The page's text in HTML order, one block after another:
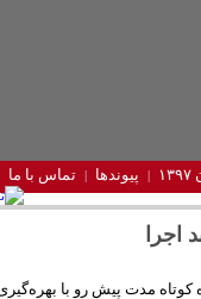
پیوندها تماس با ما
کوتاه مدت پیش رو با